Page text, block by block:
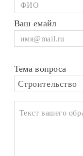
Ваш емайл
Тема вопроса